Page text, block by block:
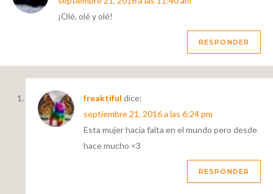
¡Olé, olé y olé!
RESPONDER
freaktiful dice:
septiembre 21, 2016 a las 6:24 pm
Esta mujer hacía falta en el mundo pero desde
hace mucho <3
RESPONDER